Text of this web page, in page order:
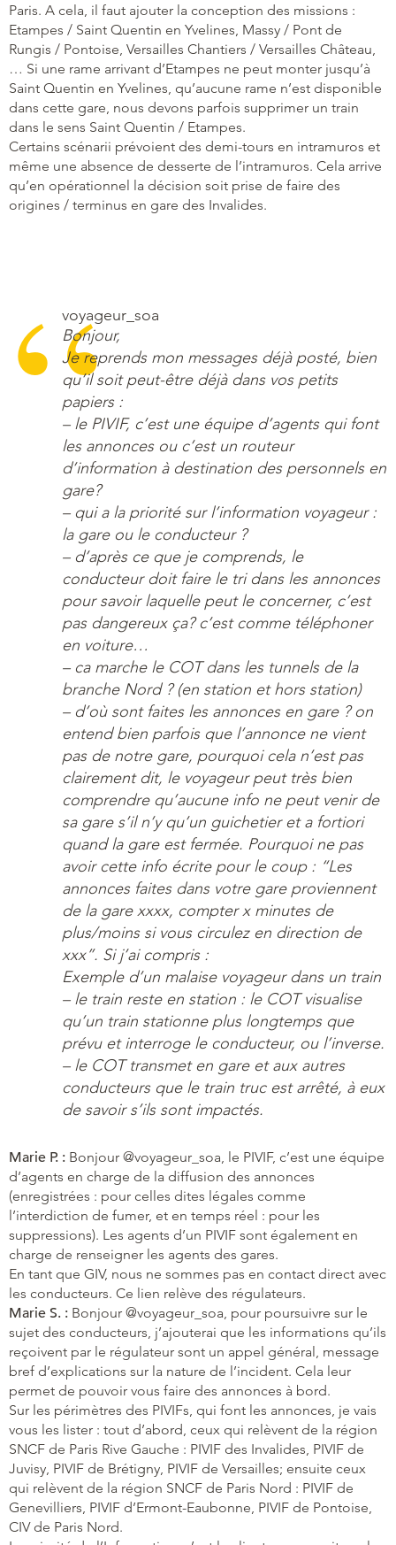
Paris. A cela, il faut ajouter la conception des missions :
Etampes / Saint Quentin en Yvelines, Massy / Pont de
Rungis / Pontoise, Versailles Chantiers / Versailles Château,
… Si une rame arrivant d’Etampes ne peut monter jusqu’à
Saint Quentin en Yvelines, qu’aucune rame n’est disponible
dans cette gare, nous devons parfois supprimer un train
dans le sens Saint Quentin / Etampes.
Certains scénarii prévoient des demi-tours en intramuros et
même une absence de desserte de l’intramuros. Cela arrive
qu’en opérationnel la décision soit prise de faire des
origines / terminus en gare des Invalides.
voyageur_soa
Bonjour,
Je reprends mon messages déjà posté, bien
qu’il soit peut-être déjà dans vos petits
papiers :
– le PIVIF, c’est une équipe d’agents qui font
les annonces ou c’est un routeur
d’information à destination des personnels en
gare?
– qui a la priorité sur l’information voyageur :
la gare ou le conducteur ?
– d’après ce que je comprends, le
conducteur doit faire le tri dans les annonces
pour savoir laquelle peut le concerner, c’est
pas dangereux ça? c’est comme téléphoner
en voiture…
– ca marche le COT dans les tunnels de la
branche Nord ? (en station et hors station)
– d’où sont faites les annonces en gare ? on
entend bien parfois que l’annonce ne vient
pas de notre gare, pourquoi cela n’est pas
clairement dit, le voyageur peut très bien
comprendre qu’aucune info ne peut venir de
sa gare s’il n’y qu’un guichetier et a fortiori
quand la gare est fermée. Pourquoi ne pas
avoir cette info écrite pour le coup : “Les
annonces faites dans votre gare proviennent
de la gare xxxx, compter x minutes de
plus/moins si vous circulez en direction de
xxx”. Si j’ai compris :
Exemple d’un malaise voyageur dans un train
– le train reste en station : le COT visualise
qu’un train stationne plus longtemps que
prévu et interroge le conducteur, ou l’inverse.
– le COT transmet en gare et aux autres
conducteurs que le train truc est arrêté, à eux
de savoir s’ils sont impactés.
Marie P. : Bonjour @voyageur_soa, le PIVIF, c’est une équipe
d’agents en charge de la diffusion des annonces
(enregistrées : pour celles dites légales comme
l’interdiction de fumer, et en temps réel : pour les
suppressions). Les agents d’un PIVIF sont également en
charge de renseigner les agents des gares.
En tant que GIV, nous ne sommes pas en contact direct avec
les conducteurs. Ce lien relève des régulateurs.
Marie S. : Bonjour @voyageur_soa, pour poursuivre sur le
sujet des conducteurs, j’ajouterai que les informations qu’ils
reçoivent par le régulateur sont un appel général, message
bref d’explications sur la nature de l’incident. Cela leur
permet de pouvoir vous faire des annonces à bord.
Sur les périmètres des PIVIFs, qui font les annonces, je vais
vous les lister : tout d’abord, ceux qui relèvent de la région
SNCF de Paris Rive Gauche : PIVIF des Invalides, PIVIF de
Juvisy, PIVIF de Brétigny, PIVIF de Versailles; ensuite ceux
qui relèvent de la région SNCF de Paris Nord : PIVIF de
Genevilliers, PIVIF d’Ermont-Eaubonne, PIVIF de Pontoise,
CIV de Paris Nord.